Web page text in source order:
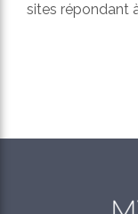
sites répondant